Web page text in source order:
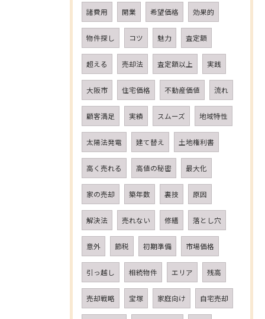
諸費用 開業 希望価格 効果的
物件探し コツ 魅力 査定額
超える 売却法 査定額以上 実践
大阪市 住宅価格 不動産価値 流れ
顧客満足 実績 スムーズ 地域特性
太陽法発電 建て替え 土地権利書
高く売れる 高値の秘密 最大化
家の売却 築年数 裏技 原因
解決法 売れない 修繕 落とし穴
意外 節税 初期準備 市場価格
引っ越し 相続物件 エリア 残高
売却戦略 宝塚 家庭向け 自宅売却